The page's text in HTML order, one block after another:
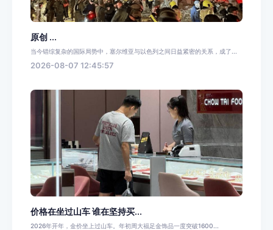
原创 ...
当今错综复杂的国际局势中，塞尔维亚与以色列之间日益紧密的关系，成了...
2026-08-07 12:45:57
价格在坐过山车 谁在坚持买...
2026年开年，金价坐上过山车。年初周大福足金饰品一度突破1600...